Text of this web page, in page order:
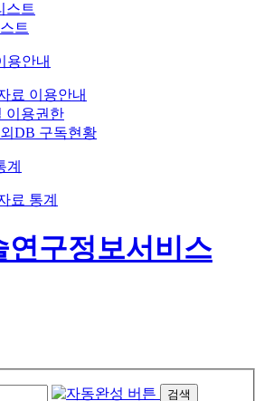
스트
트
용안내
료 이용안내
이용권한
DB 구독현황
계
료 통계
검색